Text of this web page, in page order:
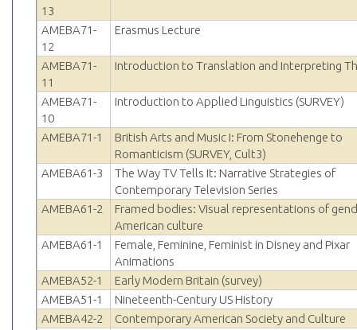
13
AMEBA71-
12
Erasmus Lecture
AMEBA71-
11
Introduction to Translation and Interpreting
AMEBA71-
10
Introduction to Applied Linguistics (SURVEY)
AMEBA71-1
British Arts and Music I: From Stonehenge to
Romanticism (SURVEY, Cult3)
AMEBA61-3
The Way TV Tells It: Narrative Strategies of
Contemporary Television Series
AMEBA61-2
Framed bodies: Visual representations of
American culture
AMEBA61-1
Female, Feminine, Feminist in Disney and Pixar
Animations
AMEBA52-1
Early Modern Britain (survey)
AMEBA51-1
Nineteenth-Century US History
AMEBA42-2
Contemporary American Society and Culture